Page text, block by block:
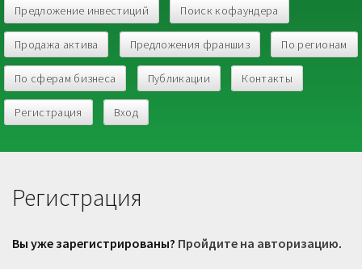
Предложение инвестиций Поиск кофаундера
Продажа актива Предложения франшиз По регионам
По сферам бизнеса Публикации Контакты
Регистрация Вход
Регистрация
Вы уже зарегистрированы? Пройдите на авторизацию.